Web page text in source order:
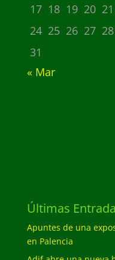
17 18 19 20 21
24 25 26 27 28
31
« Mar
Últimas
Apuntes de una
en Palencia